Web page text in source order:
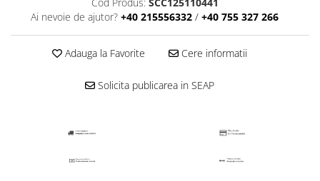
Cod Produs: SCC125110441
Ai nevoie de ajutor? +40 215556332 / +40 755 327 266
Adauga la Favorite Cere informatii
Solicita publicarea in SEAP